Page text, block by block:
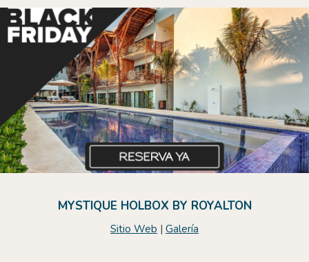
MYSTIQUE HOLBOX BY ROYALTON
Sitio Web | Galería